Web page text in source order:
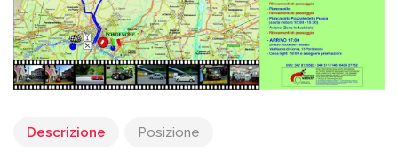
Descrizione Posizione